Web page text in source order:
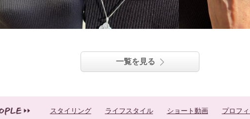
一覧を見る
スタイリング ライフスタイル ショート動画 プロフ